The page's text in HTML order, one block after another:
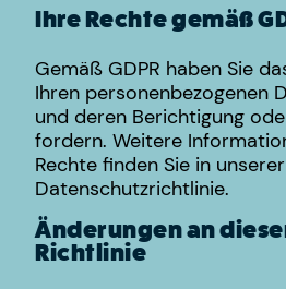
Ihre Rechte gemäß
Gemäß GDPR haben Sie
Ihren personenbezogenen
und deren Berichtigung
fordern. Weitere
Rechte finden Sie in unserer
Datenschutzrichtlinie.
Änderungen an
Richtlinie